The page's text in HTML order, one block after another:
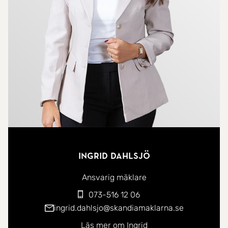
bedroom är en lugn oas med stora garderober och
gott om plats för en dubbelsäng och annat du
behöver. Det andra sovrummet är flexibelt och kan
användas som barnrum, kontor eller gästrum - du
bestämmer! Det fräscha badrummet har
genomgått en stamrenovering via föreningen och
är utrustat med både tvättmaskin och torktumlare
för extra bekvämlighet. Dessutom finns en stor
Det här är en bostad för dig som vill ha ljus, rymd
och en fantastisk utsikt - allt i en trivsam och
välskött förening. Varmt välkommen på visning!
Brf Lavetten är en attraktiv och stabil förening
Ingrid Dahlsjö
Ansvarig mäklare
073-516 12 06
ingrid.dahlsjo@skandiamaklarna.se
Läs mer om Ingrid